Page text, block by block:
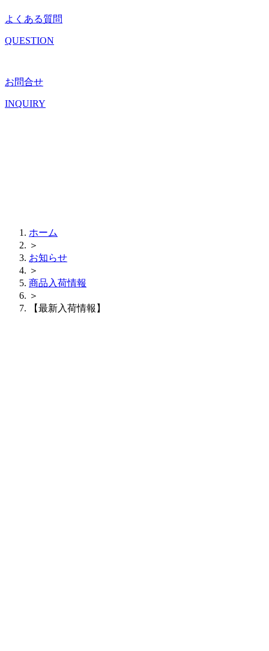
よくある質問
QUESTION
お問合せ
INQUIRY
ホーム
＞
お知らせ
＞
商品入荷情報
＞
【最新入荷情報】